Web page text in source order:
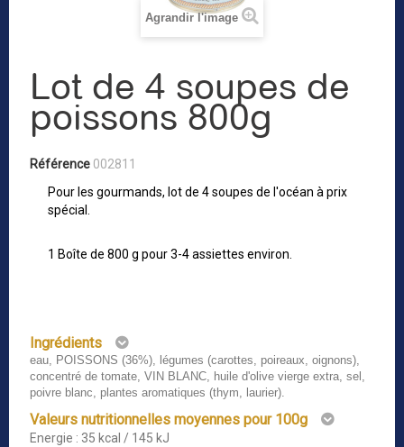
Agrandir l'image
Lot de 4 soupes de
poissons 800g
Référence 002811
Pour les gourmands, lot de 4 soupes de l'océan à prix
spécial.
1 Boîte de 800 g pour 3-4 assiettes environ.
Ingrédients
eau, POISSONS (36%), légumes (carottes, poireaux, oignons),
concentré de tomate, VIN BLANC, huile d'olive vierge extra, sel,
poivre blanc, plantes aromatiques (thym, laurier).
Valeurs nutritionnelles moyennes pour 100g
Energie : 35 kcal / 145 kJ